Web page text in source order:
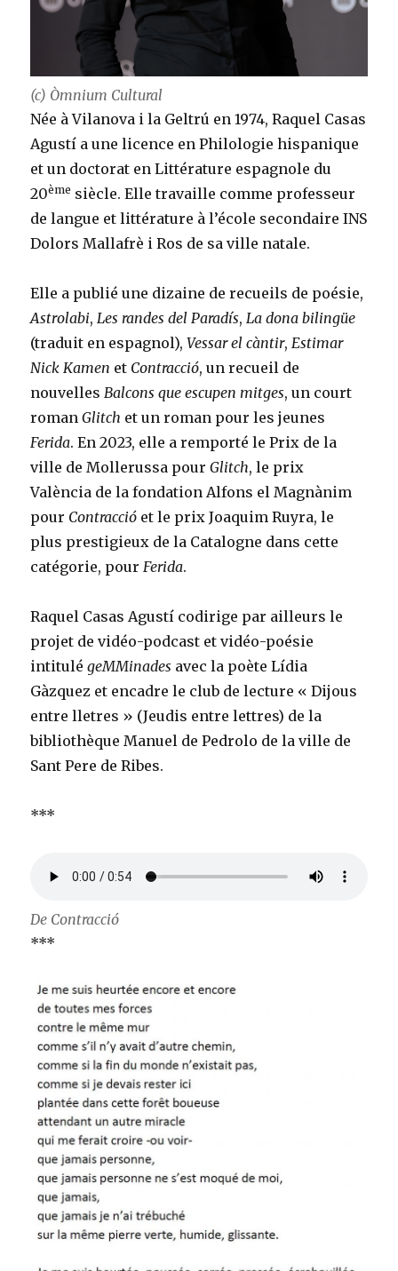
(c) Òmnium Cultural
Née à Vilanova i la Geltrú en 1974, Raquel Casas
Agustí a une licence en Philologie hispanique
et un doctorat en Littérature espagnole du
20ème siècle. Elle travaille comme professeur
de langue et littérature à l’école secondaire INS
Dolors Mallafrè i Ros de sa ville natale.
Elle a publié une dizaine de recueils de poésie,
Astrolabi,Les randes del Paradís,La dona bilingüe
(traduit en espagnol),Vessar el càntir,Estimar
Nick Kamen et Contracció, un recueil de
nouvellesBalcons que escupen mitges, un court
romanGlitch et un roman pour les jeunes
Ferida. En 2023, elle a remporté le Prix de la
ville de Mollerussa pourGlitch, le prix
València de la fondation Alfons el Magnànim
pour Contracció et le prix Joaquim Ruyra, le
plus prestigieux de la Catalogne dans cette
catégorie, pourFerida.
Raquel Casas Agustí codirige par ailleurs le
projet de vidéo-podcast et vidéo-poésie
intitulégeMMinades avec la poète Lídia
Gàzquez et encadre le club de lecture « Dijous
entre lletres » (Jeudis entre lettres) de la
bibliothèque Manuel de Pedrolo de la ville de
Sant Pere de Ribes.
***
De Contracció
***